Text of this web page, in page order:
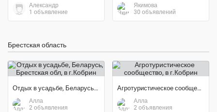
Александр
1 объявление
Якимова
30 объявлений
Брестская область
Отдых в усадьбе, Беларусь, Брестская обл
Алла
2 объявления
Агротуристическое сообщество
Алла
2 объявления